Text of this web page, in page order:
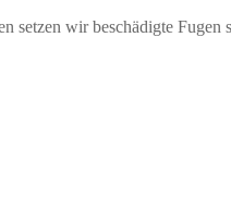
setzen wir beschädigte Fugen